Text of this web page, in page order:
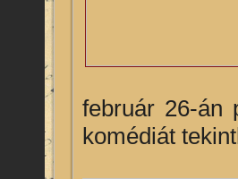
február 26-án
komédiát